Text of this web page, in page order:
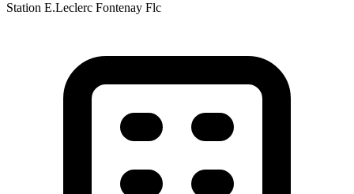
Station E.Leclerc Fontenay Flc